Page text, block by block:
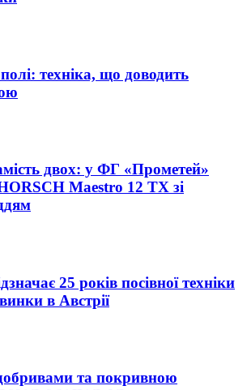
техніка, що доводить
двох: у ФГ «Прометей»
Maestro 12 TX зі
25 років посівної техніки
в Австрії
та покривною